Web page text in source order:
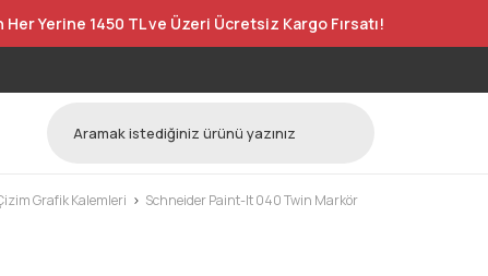
Her Yerine 1450 TL ve Üzeri Ücretsiz Kargo Fırsatı!
Grafik Kalemleri Schneider Paint-It 040 Twin Markör